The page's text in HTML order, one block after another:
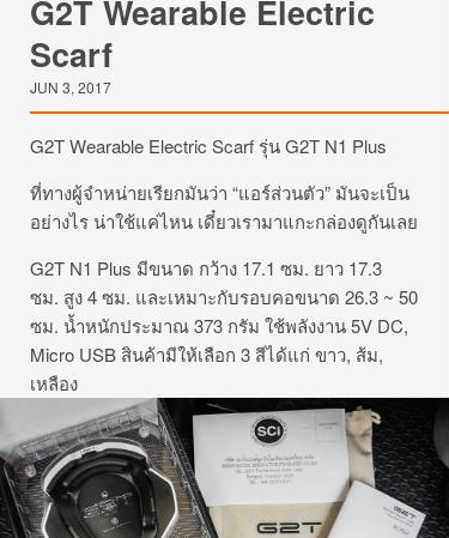
G2T Wearable Electric
Scarf
JUN 3, 2017
G2T Wearable Electric Scarf รุ่น G2T N1 Plus
ที่ทางผู้จำหน่ายเรียกมันว่า “แอร์ส่วนตัว” มันจะเป็น
อย่างไร น่าใช้แค่ไหน เดี๋ยวเรามาแกะกล่องดูกันเลย
G2T N1 Plus มีขนาด กว้าง 17.1 ซม. ยาว 17.3
ซม. สูง 4 ซม. และเหมาะกับรอบคอขนาด 26.3 ~ 50
ซม. น้ำหนักประมาณ 373 กรัม ใช้พลังงาน 5V DC,
Micro USB สินค้ามีให้เลือก 3 สีได้แก่ ขาว, ส้ม,
เหลือง